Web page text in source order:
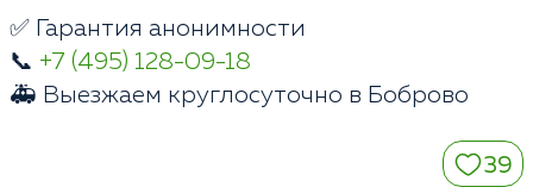
✅ Гарантия анонимности
📞 +7 (495) 128-09-18
🚑 Выезжаем круглосуточно в Боброво
39